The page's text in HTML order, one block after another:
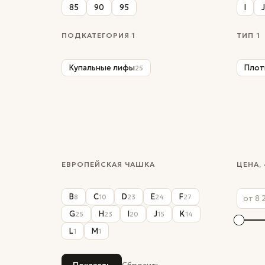
85 90 95 I J
ПОДКАТЕГОРИЯ 1
Купальные лифы25
ТИП 1
ЕВРОПЕЙСКАЯ ЧАШКА
B8 C10 D23 E24 F27
G25 H23 I20 J15 K14
L1 M1
ЦЕНА,